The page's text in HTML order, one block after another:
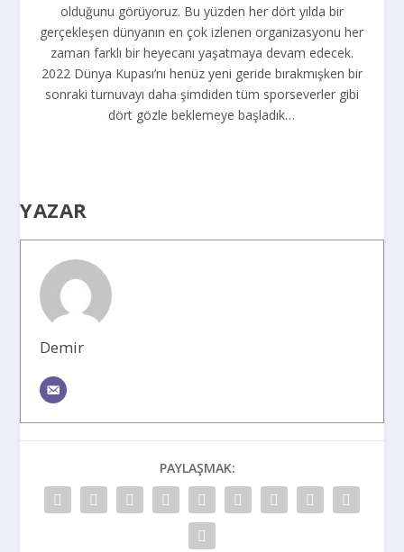
olduğunu görüyoruz. Bu yüzden her dört yılda bir
gerçekleşen dünyanın en çok izlenen organizasyonu her
zaman farklı bir heyecanı yaşatmaya devam edecek.
2022 Dünya Kupası’nı henüz yeni geride bırakmışken bir
sonraki turnuvayı daha şimdiden tüm sporseverler gibi
dört gözle beklemeye başladık…
YAZAR
Demir
PAYLAŞMAK: